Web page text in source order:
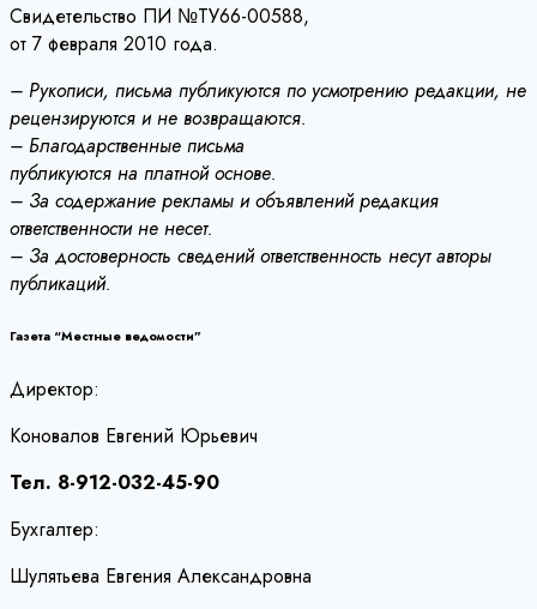
Свидетельство ПИ №ТУ66-00588,
от 7 февраля 2010 года.
– Рукописи, письма публикуются по усмотрению редакции, не
рецензируются и не возвращаются.
– Благодарственные письма
публикуются на платной основе.
– За содержание рекламы и объявлений редакция
ответственности не несет.
– За достоверность сведений ответственность несут авторы
публикаций.
Газета “Местные ведомости”
Директор:
Коновалов Евгений Юрьевич
Тел. 8-912-032-45-90
Бухгалтер:
Шулятьева Евгения Александровна